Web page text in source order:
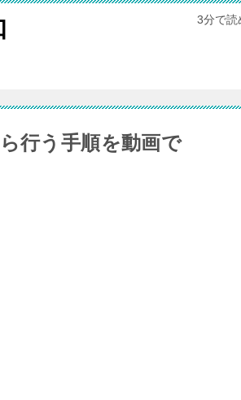
3分で読
行う手順を動画で